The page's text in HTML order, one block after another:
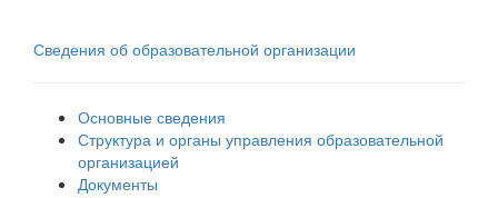
Сведения об образовательной организации
Основные сведения
Структура и органы управления образовательной
организацией
Документы